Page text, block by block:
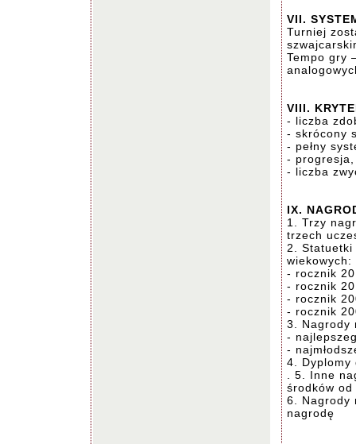
VII.
Turniej
Tempo gry
VIII.
- liczba
- skrócony
- pełny
- progresja,
- liczba
IX.
1. Trzy
trzech
2.
wiekowych:
- rocznik
- rocznik
- rocznik
- rocznik
3. Nagrody
-
-
4. Dyplomy
. 5. Inne
środków
6. Nagrody
nagrodę